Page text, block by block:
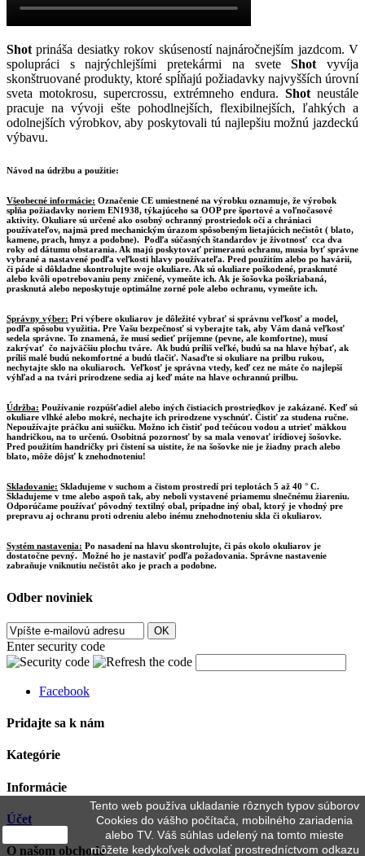
Shot prináša desiatky rokov skúseností najnáročnejším jazdcom. V
spolupráci s najrýchlejšími pretekármi na sveteShot vyvíja
skonštruované produkty, ktoré spĺňajú požiadavky najvyšších úrovní
sveta motokrosu, supercrossu, extrémneho endura. Shot neustále
pracuje na vývoji ešte pohodlnejších, flexibilnejších, ľahkých a
odolnejších výrobkov, aby poskytovali tú najlepšiu možnú jazdeckú
výbavu.
Návod na údržbu a použitie:
Všeobecné informácie: Označenie CE umiestnené na výrobku oznamuje, že výrobok
spĺňa požiadavky noriem EN1938, týkajúceho sa OOP pre športové a voľnočasové
aktivity. Okuliare sú určené ako osobný ochranný prostriedok očí a chrániaci
používateľov, najmä pred mechanickým úrazom spôsobeným lietajúcich nečistôt ( blato,
kamene, prach, hmyz a podobne). Podľa súčasných štandardov je životnosť cca dva
roky od dátumu obstarania. Ak majú poskytovať primeranú ochranu, musia byť správne
vybrané a nastavené podľa veľkosti hlavy používateľa. Pred použitím alebo po havárii,
či páde si dôkladne skontrolujte svoje okuliare. Ak sú okuliare poškodené, prasknuté
alebo kvôli opotrebovaniu peny zničené, vymeňte ich. Ak je šošovka poškriabaná,
prasknutá alebo neposkytuje optimálne zorné pole alebo ochranu, vymeňte ich.
Správny výber: Pri výbere okuliarov je dôležité vybrať si správnu veľkosť a model,
podľa spôsobu využitia. Pre Vašu bezpečnosť si vyberajte tak, aby Vám daná veľkosť
sedela správne. To znamená, že musí sedieť príjemne (pevne, ale komfortne), musí
zakrývať čo najväčšiu plochu tváre. Ak budú príliš veľké, budú sa na hlave hýbať, ak
príliš malé budú nekomfortné a budú tlačiť. Nasaďte si okuliare na prilbu rukou,
nechytajte sklo na okuliaroch. Veľkosť je správna vtedy, keď cez ne máte čo najlepší
výhľad a na tvári prirodzene sedia aj keď máte na hlave ochrannú prilbu.
Údržba: Používanie rozpúšťadiel alebo iných čistiacich prostriedkov je zakázané. Keď sú
okuliare vlhké alebo mokré, nechajte ich prirodzene vyschnúť. Čistiť za studena ručne.
Nepoužívajte práčku ani sušičku. Možno ich čistiť pod tečúcou vodou a utrieť mäkkou
handričkou, na to určenú. Osobitná pozornosť by sa mala venovať irídiovej šošovke.
Pred použitím handričky pri čistení sa uistite, že na šošovke nie je žiadny prach alebo
blato, môže dôjsť k znehodnoteniu!
Skladovanie: Skladujeme v suchom a čistom prostredí pri teplotách 5 až 40 ° C.
Skladujeme v tme alebo aspoň tak, aby neboli vystavené priamemu slnečnému žiareniu.
Odporúčame používať pôvodný textilný obal, prípadne iný obal, ktorý je vhodný pre
prepravu aj ochranu proti odreniu alebo inému znehodnoteniu skla či okuliarov.
Systém nastavenia: Po nasadení na hlavu skontrolujte, či pás okolo okuliarov je
dostatočne pevný. Možné ho je nastaviť podľa požadovania. Správne nastavenie
zabraňuje vniknutiu nečistôt ako je prach a podobne.
Odber noviniek
OK
Enter security code
Facebook
Pridajte sa k nám
Kategórie
Informácie
Účet
O našom obchode
Tento web používa ukladanie rôznych typov súborov
Cookies do vášho počítača, mobilného zariadenia
alebo TV. Váš súhlas udelený na tomto mieste
môžete kedykoľvek odvolať prostredníctvom odkazu